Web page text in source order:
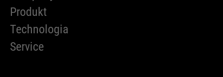
Produkt
Technologia
Service